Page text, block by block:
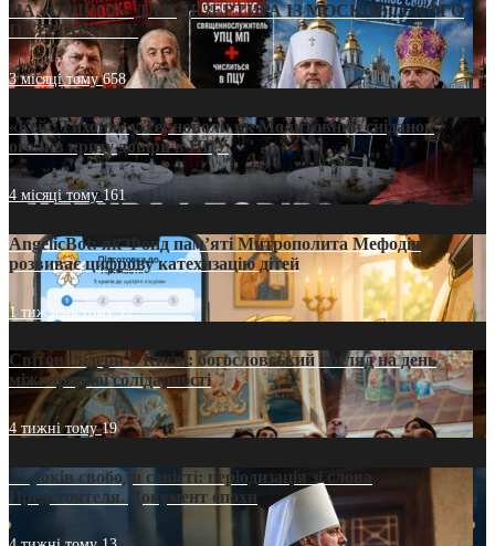
НА «ОФШОР» ДЛЯ ДЕЗЕРТИРА ІЗ МОСКОВСЬКОГО
ПАТРІАРХАТУ
3 місяці тому658
«Кейс Тихона» у Тернополі: як Молитовний сніданок
оголив кризу довіри в ПЦУ
4 місяці тому161
AngelicBot: як Фонд пам’яті Митрополита Мефодія
розвиває цифрову катехизацію дітей
1 тиждень тому12
Світові лідери в Києві: богословський погляд на день
міжнародної солідарності
4 тижні тому19
35 років свободи совісті: періодизація зі слова
Предстоятеля. Документ епохи